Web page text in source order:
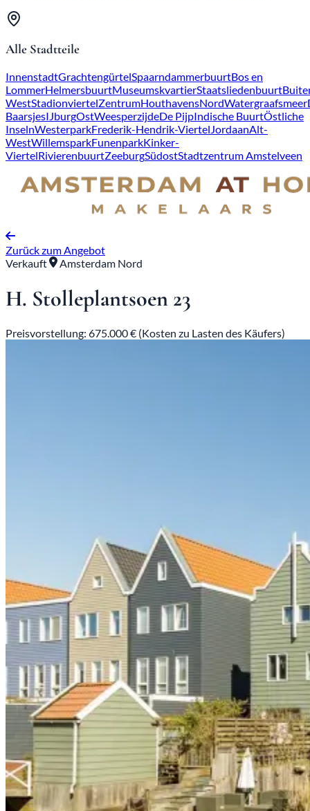
Alle Stadtteile
InnenstadtGrachtengürtelSpaarndammerbuurtBos en
LommerHelmersbuurtMuseumskvartierStaatsliedenbuurt
WestStadionviertelZentrumHouthavensNordWatergraafsmeer
BaarsjesIJburgOstWeesperzijdeDe PijpIndische BuurtÖstliche
InselnWesterparkFrederik-Hendrik-ViertelJordaanAlt-
WestWillemsparkFunenparkKinker-
ViertelRivierenbuurtZeeburgSüdostStadtzentrum Amstelveen
Zurück zum Angebot
Verkauft
Amsterdam Nord
H. Stolleplantsoen 23
Preisvorstellung: 675.000 € (Kosten zu Lasten des Käufers)